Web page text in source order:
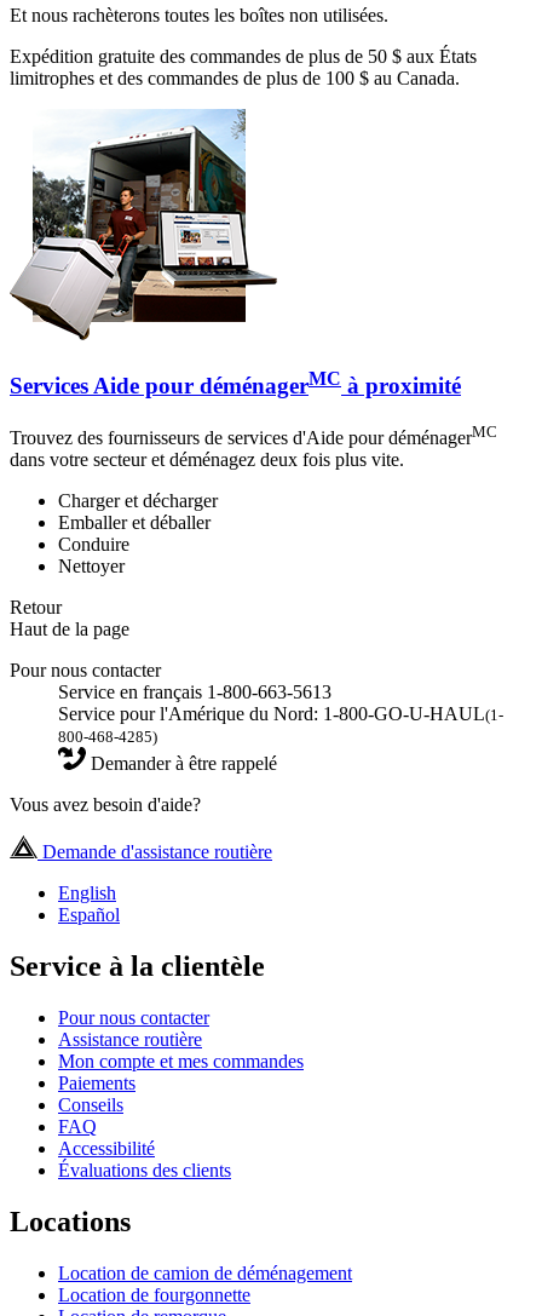
Et nous rachèterons toutes les boîtes non utilisées.
Expédition gratuite des commandes de plus de 50 $ aux États
limitrophes et des commandes de plus de 100 $ au Canada.
Services Aide pour déménagerMC à proximité
Trouvez des fournisseurs de services d'Aide pour déménagerMC
dans votre secteur et déménagez deux fois plus vite.
Charger et décharger
Emballer et déballer
Conduire
Nettoyer
Retour
Haut de la page
Pour nous contacter
Service en français 1-800-663-5613
Service pour l'Amérique du Nord: 1-800-GO-U-HAUL(1-
800-468-4285)
Demander à être rappelé
Vous avez besoin d'aide?
Demande d'assistance routière
English
Español
Service à la clientèle
Pour nous contacter
Assistance routière
Mon compte et mes commandes
Paiements
Conseils
FAQ
Accessibilité
Évaluations des clients
Locations
Location de camion de déménagement
Location de fourgonnette